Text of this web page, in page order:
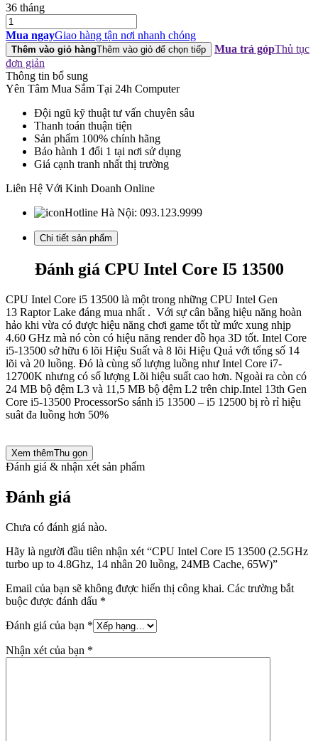
36 tháng
CPU
Intel
Core
I5
13500
(2.5GHz
turbo
4.8Ghz,
nhân
luồng,
Cache,
Mua ngayGiao hàng tận nơi nhanh chóng
Thêm vào giỏ hàngThêm vào giỏ để chọn tiếp Mua trả gópThủ tục
đơn giản
Thông tin bổ sung
Yên Tâm Mua Sắm Tại 24h Computer
Đội ngũ kỹ thuật tư vấn chuyên sâu
Thanh toán thuận tiện
Sản phẩm 100% chính hãng
Bảo hành 1 đổi 1 tại nơi sử dụng
Giá cạnh tranh nhất thị trường
Liên Hệ Với Kinh Doanh Online
Hotline Hà Nội: 093.123.9999
Chi tiết sản phẩm
Đánh giá CPU Intel Core I5 13500
CPU Intel Core i5 13500 là một trong những CPU Intel Gen
13 Raptor Lake đáng mua nhất . Với sự cân bằng hiệu năng hoàn
hảo khi vừa có được hiệu năng chơi game tốt từ mức xung nhịp
4.60 GHz mà nó còn có hiệu năng render đồ họa 3D tốt. Intel Core
i5-13500 sở hữu 6 lõi Hiệu Suất và 8 lõi Hiệu Quả với tổng số 14
lõi và 20 luồng. Đó là cùng số lượng luồng như Intel Core i7-
12700K nhưng có số lượng Lõi hiệu suất cao hơn. Ngoài ra còn có
24 MB bộ đệm L3 và 11,5 MB bộ đệm L2 trên chip.Intel 13th Gen
Core i5-13500 ProcessorSo sánh i5 13500 – i5 12500 bị rò rỉ hiệu
suât đa luồng hơn 50%
Xem thêmThu gọn
Đánh giá & nhận xét sản phẩm
Đánh giá
Chưa có đánh giá nào.
Hãy là người đầu tiên nhận xét “CPU Intel Core I5 13500 (2.5GHz
turbo up to 4.8Ghz, 14 nhân 20 luồng, 24MB Cache, 65W)”
Email của bạn sẽ không được hiển thị công khai. Các trường bắt
buộc được đánh dấu *
Đánh giá của bạn *
Nhận xét của bạn *